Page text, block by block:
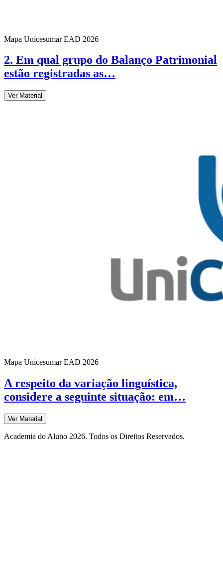
Mapa Unicesumar EAD 2026
2. Em qual grupo do Balanço Patrimonial
estão registradas as…
Ver Material
Mapa Unicesumar EAD 2026
A respeito da variação linguística,
considere a seguinte situação: em…
Ver Material
Academia do Aluno 2026. Todos os Direitos Reservados.